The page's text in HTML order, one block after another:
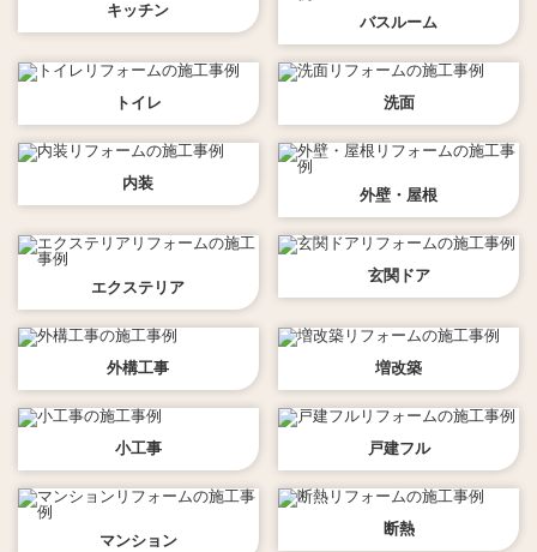
キッチン
バスルーム
トイレ 洗面
内装
外壁・屋根
エクステリア
玄関ドア
外構工事 増改築
小工事 戸建フル
マンション
断熱